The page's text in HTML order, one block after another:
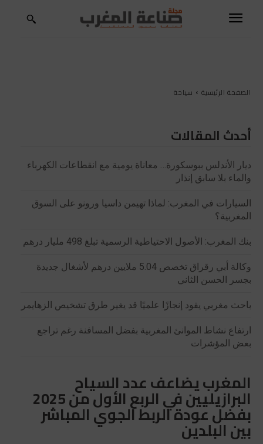
الصفحة الرئيسية سياحة
أحدث المقالات
ديار الأندلس ببوسكورة… معاناة يومية مع انقطاعات الكهرباء
والماء بلا سابق إنذار
السيارات في المغرب: لماذا تهيمن داسيا ورونو على السوق
المغربية؟
بنك المغرب: الأصول الاحتياطية الرسمية تبلغ 498 مليار درهم
وكالة أبي رقراق تخصص 5.04 ملايين درهم لأشغال جديدة
بجسر الحسن الثاني
باحث مغربي يقود إنجازًا علميًا قد يغير طرق تشخيص الزهايمر
ارتفاع نشاط الموانئ المغربية بفضل المسافنة رغم تراجع
بعض المؤشرات
المغرب يضاعف عدد السياح
البرازيليين في الربع الأول من 2025
بفضل عودة الربط الجوي المباشر
بين البلدين